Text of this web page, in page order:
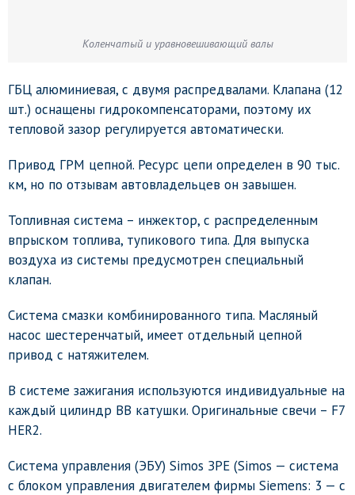
Коленчатый и уравновешивающий валы
ГБЦ алюминиевая, с двумя распредвалами. Клапана (12
шт.) оснащены гидрокомпенсаторами, поэтому их
тепловой зазор регулируется автоматически.
Привод ГРМ цепной. Ресурс цепи определен в 90 тыс.
км, но по отзывам автовладельцев он завышен.
Топливная система – инжектор, с распределенным
впрыском топлива, тупикового типа. Для выпуска
воздуха из системы предусмотрен специальный
клапан.
Система смазки комбинированного типа. Масляный
насос шестеренчатый, имеет отдельный цепной
привод с натяжителем.
В системе зажигания используются индивидуальные на
каждый цилиндр ВВ катушки. Оригинальные свечи – F7
HER2.
Система управления (ЭБУ) Simos ЗРЕ (Simos — система
с блоком управления двигателем фирмы Siemens: 3 — с